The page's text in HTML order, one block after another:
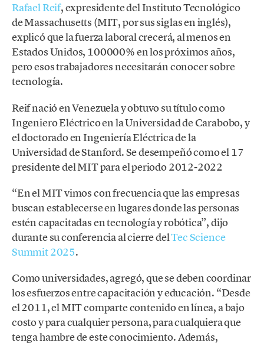
Rafael Reif, expresidente del Instituto Tecnológico
de Massachusetts (MIT, por sus siglas en inglés),
explicó que la fuerza laboral crecerá, al menos en
Estados Unidos, 100000% en los próximos años,
pero esos trabajadores necesitarán conocer sobre
tecnología.
Reif nació en Venezuela y obtuvo su título como
Ingeniero Eléctrico en la Universidad de Carabobo, y
el doctorado en Ingeniería Eléctrica de la
Universidad de Stanford. Se desempeñó como el 17
presidente del MIT para el periodo 2012-2022
“En el MIT vimos con frecuencia que las empresas
buscan establecerse en lugares donde las personas
estén capacitadas en tecnología y robótica”, dijo
durante su conferencia al cierre delTec Science
Summit 2025.
Como universidades, agregó, que se deben coordinar
los esfuerzos entre capacitación y educación. “Desde
el 2011, el MIT comparte contenido en línea, a bajo
costo y para cualquier persona, para cualquiera que
tenga hambre de este conocimiento. Además,